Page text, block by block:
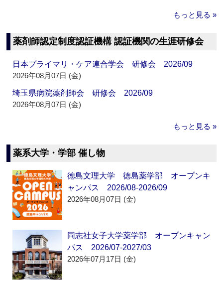
もっと見る »
薬剤師認定制度認証機構 認証機関の生涯研修会
日本プライマリ・ケア連合学会 研修会 2026/09
2026年08月07日 (金)
埼玉県病院薬剤師会 研修会 2026/09
2026年08月07日 (金)
もっと見る »
薬系大学・学部 催し物
徳島文理大学 徳島薬学部 オープンキ
ャンパス 2026/08-2026/09
2026年08月07日 (金)
同志社女子大学薬学部 オープンキャン
パス 2026/07-2027/03
2026年07月17日 (金)